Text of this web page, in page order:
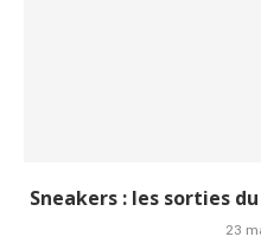
Sneakers : les sorties
23